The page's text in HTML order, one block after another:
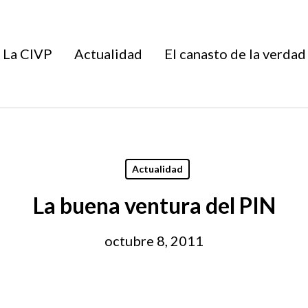
La CIVP Actualidad El canasto de la verdad
Actualidad
La buena ventura del PIN
octubre 8, 2011